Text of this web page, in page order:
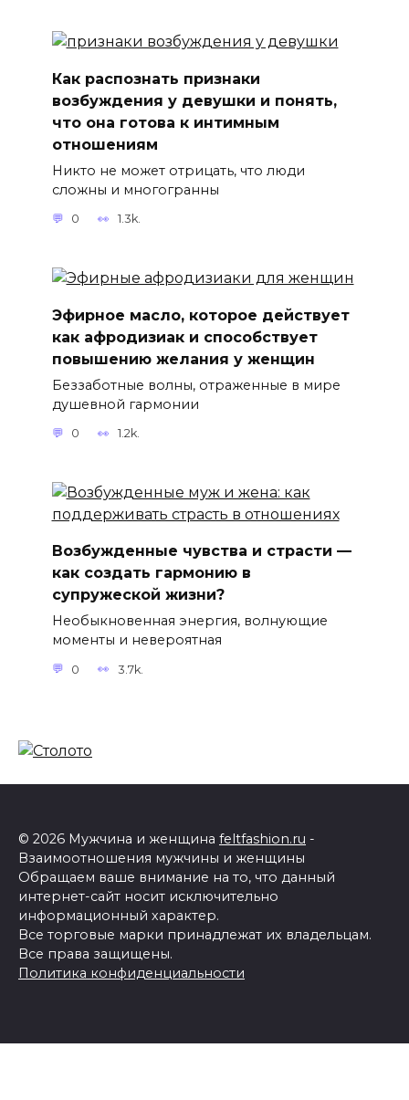
Как распознать признаки
возбуждения у девушки и понять,
что она готова к интимным
отношениям
Никто не может отрицать, что люди
сложны и многогранны
0 1.3k.
Эфирное масло, которое действует
как афродизиак и способствует
повышению желания у женщин
Беззаботные волны, отраженные в мире
душевной гармонии
0 1.2k.
Возбужденные чувства и страсти —
как создать гармонию в
супружеской жизни?
Необыкновенная энергия, волнующие
моменты и невероятная
0 3.7k.
© 2026 Мужчина и женщина feltfashion.ru -
Взаимоотношения мужчины и женщины
Обращаем ваше внимание на то, что данный
интернет-сайт носит исключительно
информационный характер.
Все торговые марки принадлежат их владельцам.
Все права защищены.
Политика конфиденциальности